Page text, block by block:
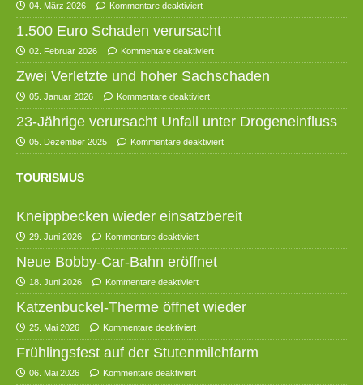
04. März 2026 Kommentare deaktiviert
1.500 Euro Schaden verursacht
02. Februar 2026 Kommentare deaktiviert
Zwei Verletzte und hoher Sachschaden
05. Januar 2026 Kommentare deaktiviert
23-Jährige verursacht Unfall unter Drogeneinfluss
05. Dezember 2025 Kommentare deaktiviert
TOURISMUS
Kneippbecken wieder einsatzbereit
29. Juni 2026 Kommentare deaktiviert
Neue Bobby-Car-Bahn eröffnet
18. Juni 2026 Kommentare deaktiviert
Katzenbuckel-Therme öffnet wieder
25. Mai 2026 Kommentare deaktiviert
Frühlingsfest auf der Stutenmilchfarm
06. Mai 2026 Kommentare deaktiviert